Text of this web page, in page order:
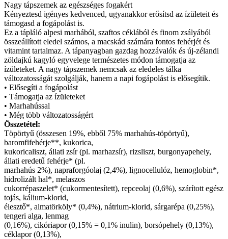
Nagy tápszemek az egészséges fogakért
Kényeztesd igényes kedvenced, ugyanakkor erősítsd az ízületeit és
támogasd a fogápolást is.
Ez a tápláló alpesi marhából, szaftos céklából és finom zsályából
összeállított eledel számos, a macskád számára fontos fehérjét és
vitamint tartalmaz. A tápanyagban gazdag hozzávalók és új-zélandi
zöldajkú kagyló egyvelege természetes módon támogatja az
ízületeket. A nagy tápszemek nemcsak az eledeles tálka
változatosságát szolgálják, hanem a napi fogápolást is elősegítik.
• Elősegíti a fogápolást
• Támogatja az ízületeket
• Marhahússal
• Még több változatosságért
Összetétel:
Töpörtyű (összesen 19%, ebből 75% marhahús-töpörtyű),
baromfifehérje**, kukorica,
kukoricaliszt, állati zsír (pl. marhazsír), rizsliszt, burgonyapehely,
állati eredetű fehérje* (pl.
marhahús 2%), napraforgóolaj (2,4%), lignocellulóz, hemoglobin*,
hidrolizált hal*, melaszos
cukorrépaszelet* (cukormentesített), repceolaj (0,6%), szárított egész
tojás, kálium-klorid,
élesztő*, almatörköly* (0,4%), nátrium-klorid, sárgarépa (0,25%),
tengeri alga, lenmag
(0,16%), cikóriapor (0,15% = 0,1% inulin), borsópehely (0,13%),
céklapor (0,13%),